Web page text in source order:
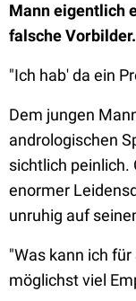
Mann eigentlich
falsche Vorbilder.
"Ich hab' da ein
Dem jungen
andrologischen
sichtlich peinlich.
enormer
unruhig auf
"Was kann ich
möglichst viel